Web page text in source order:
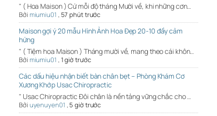
" ( Hoa Maison ) Cứ mỗi độ tháng Mười về, khi những cơn…
Bởi miumiu01 , 57 phút trước
Maison gợi ý 20 mẫu Hình Ảnh Hoa Đẹp 20-10 đầy cảm
hứng
" ( Tiệm hoa Maison ) Tháng mười về, mang theo cái khôn…
Bởi miumiu01 , 1 giờ trước
Các dấu hiệu nhận biết bàn chân bẹt – Phòng Khám Cơ
Xương Khớp Usac Chiropractic
" Usac Chiropractic Đôi chân là nền tảng vững chắc cho …
Bởi uyenuyen01 , 5 giờ trước